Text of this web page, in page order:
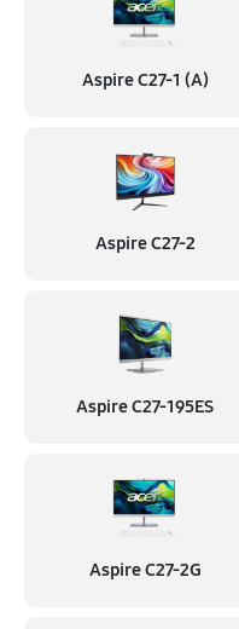
Aspire C27-1 (A)
Aspire C27-2
Aspire C27-195ES
Aspire C27-2G